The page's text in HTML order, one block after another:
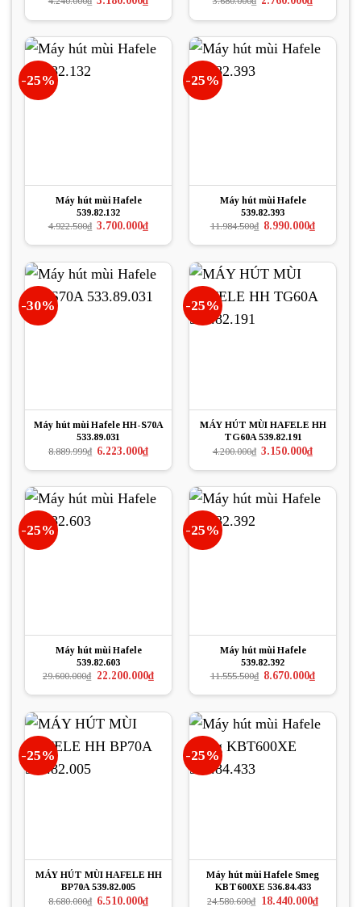
là:
hiện
tại
3.180.000₫.
là:
hiện
tại
2.760.000₫.
-25%
Máy hút mùi Hafele
539.82.132
4.922.500₫ Giá
là:
3.700.000₫Giá
hiện
tại
3.700.000₫.
-25%
Máy hút mùi Hafele
539.82.393
11.984.500₫ Giá
là:
8.990.000₫Giá
hiện
tại
8.990.000₫.
-30%
Máy hút mùi Hafele HH-S70A
533.89.031
8.889.999₫ Giá
là:
6.223.000₫Giá
hiện
tại
6.223.000₫.
-25%
MÁY HÚT MÙI HAFELE HH
TG60A 539.82.191
4.200.000₫ Giá
là:
3.150.000₫Giá
hiện
tại
3.150.000₫.
-25%
Máy hút mùi Hafele
539.82.603
29.600.000₫ Giá
là:
22.200.000₫Giá
hiện
tại
22.200.000₫.
-25%
Máy hút mùi Hafele
539.82.392
11.555.500₫ Giá
là:
8.670.000₫Giá
hiện
tại
8.670.000₫.
-25%
MÁY HÚT MÙI HAFELE HH
BP70A 539.82.005
8.680.000₫ Giá
6.510.000₫Giá
-25%
Máy hút mùi Hafele Smeg
KBT600XE 536.84.433
24.580.600₫ Giá
18.440.000₫Giá